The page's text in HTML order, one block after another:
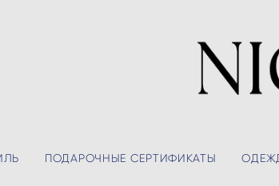
ПОДАРОЧНЫЕ СЕРТИФИКАТЫ